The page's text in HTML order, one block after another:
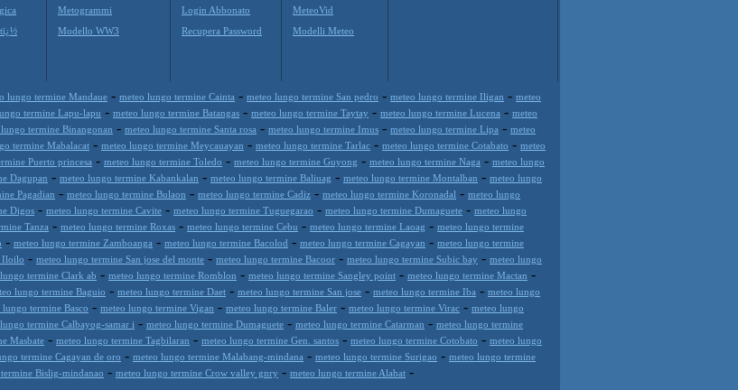
Metogrammi
Modello WW3
Login Abbonato
Recupera Password
MeteoVid
Modelli Meteo
lungo termine Mandaue - meteo lungo termine Cainta - meteo lungo termine San pedro - meteo lungo termine Iligan - meteo
termine Lapu-lapu - meteo lungo termine Batangas - meteo lungo termine Taytay - meteo lungo termine Lucena - meteo
termine Binangonan - meteo lungo termine Santa rosa - meteo lungo termine Imus - meteo lungo termine Lipa - meteo
termine Mabalacat - meteo lungo termine Meycauayan - meteo lungo termine Tarlac - meteo lungo termine Cotabato - meteo
Puerto princesa - meteo lungo termine Toledo - meteo lungo termine Guyong - meteo lungo termine Naga - meteo lungo
Dagupan - meteo lungo termine Kabankalan - meteo lungo termine Baliuag - meteo lungo termine Montalban - meteo lungo
Pagadian - meteo lungo termine Bulaon - meteo lungo termine Cadiz - meteo lungo termine Koronadal - meteo lungo
Digos - meteo lungo termine Cavite - meteo lungo termine Tuguegarao - meteo lungo termine Dumaguete - meteo lungo
Tanza - meteo lungo termine Roxas - meteo lungo termine Cebu - meteo lungo termine Laoag - meteo lungo termine
- meteo lungo termine Zamboanga - meteo lungo termine Bacolod - meteo lungo termine Cagayan - meteo lungo termine
Iloilo - meteo lungo termine San jose del monte - meteo lungo termine Bacoor - meteo lungo termine Subic bay - meteo lungo
termine Clark ab - meteo lungo termine Romblon - meteo lungo termine Sangley point - meteo lungo termine Mactan -
lungo termine Baguio - meteo lungo termine Daet - meteo lungo termine San jose - meteo lungo termine Iba - meteo lungo
lungo termine Basco - meteo lungo termine Vigan - meteo lungo termine Baler - meteo lungo termine Virac - meteo lungo
termine Calbayog-samar i - meteo lungo termine Dumaguete - meteo lungo termine Catarman - meteo lungo termine
Masbate - meteo lungo termine Tagbilaran - meteo lungo termine Gen. santos - meteo lungo termine Cotobato - meteo lungo
termine Cagayan de oro - meteo lungo termine Malabang-mindana - meteo lungo termine Surigao - meteo lungo termine
Bislig-mindanao - meteo lungo termine Crow valley gnry - meteo lungo termine Alabat -